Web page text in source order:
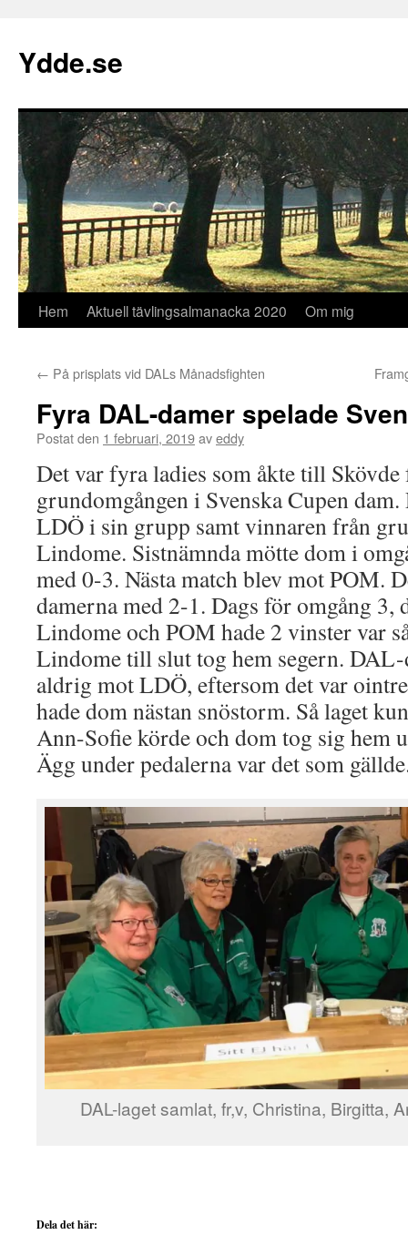
innehåll
Ydde.se
Hem Aktuell tävlingsalmanacka 2020 Om mig
← På prisplats vid DALs Månadsfighten
Fyra DAL-damer spelade
Postat den 1 februari, 2019aveddy
Det var fyra ladies som åkte till Skövde
grundomgången i Svenska Cupen
LDÖ i sin grupp samt vinnaren från
Lindome. Sistnämnda mötte dom i
med 0-3. Nästa match blev mot POM.
damerna med 2-1. Dags för omgång 3,
Lindome och POM hade 2 vinster var
Lindome till slut tog hem segern. DAL-
aldrig mot LDÖ, eftersom det var
hade dom nästan snöstorm. Så laget
Ann-Sofie körde och dom tog sig hem
Ägg under pedalerna var det som
DAL-laget samlat, fr,v, Christina, Birgitta,
Dela det här: